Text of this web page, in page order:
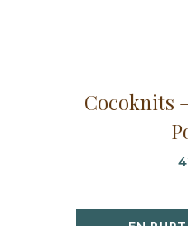
Cocoknits